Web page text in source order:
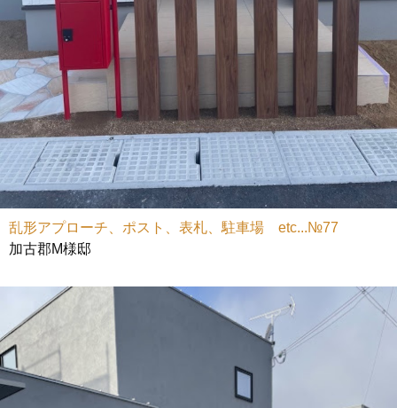
乱形アプローチ、ポスト、表札、駐車場 etc...№77
加古郡M様邸